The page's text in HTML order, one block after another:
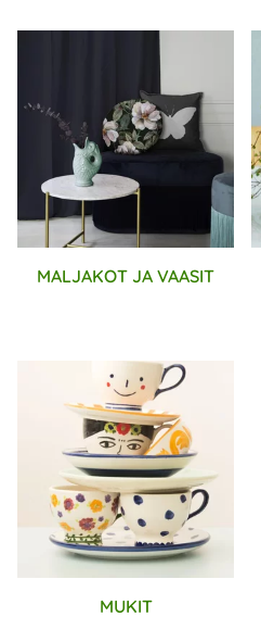
MALJAKOT JA VAASIT
MUKIT